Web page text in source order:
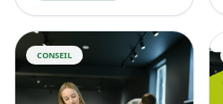
CONSEIL